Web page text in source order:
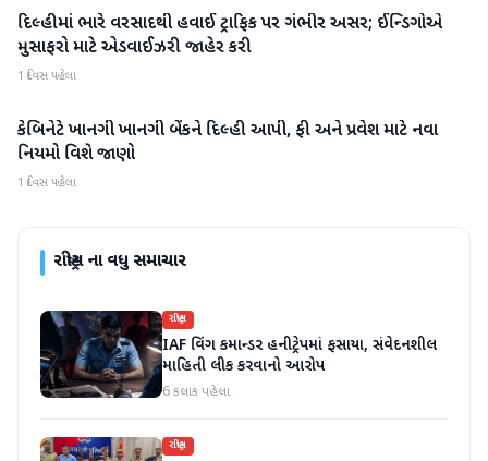
રાષ્ટ્રીય
દિલ્હીમાં ભારે વરસાદથી હવાઈ ટ્રાફિક પર ગંભીર અસર; ઈન્ડિગોએ
મુસાફરો માટે એડવાઈઝરી જાહેર કરી
1 દિવસ પહેલા
રાષ્ટ્રીય
કેબિનેટે ખાનગી ખાનગી બેંકને દિલ્હી આપી, ફી અને પ્રવેશ માટે નવા
નિયમો વિશે જાણો
1 દિવસ પહેલા
રાષ્ટ્રીયના વધુ સમાચાર
રાષ્ટ્રીય
IAF વિંગ કમાન્ડર હનીટ્રેપમાં ફસાયા, સંવેદનશીલ
માહિતી લીક કરવાનો આરોપ
6 કલાક પહેલા
રાષ્ટ્રીય